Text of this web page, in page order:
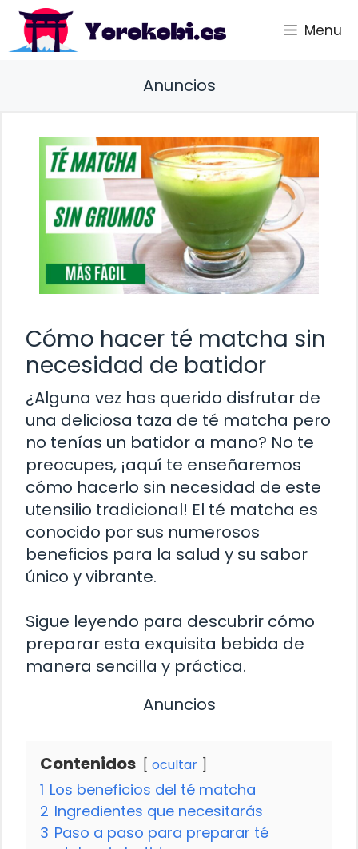
Saltar
contenido
Menu
Anuncios
Cómo hacer té matcha sin
necesidad de batidor
¿Alguna vez has querido disfrutar de
una deliciosa taza de té matcha pero
no tenías un batidor a mano? No te
preocupes, ¡aquí te enseñaremos
cómo hacerlo sin necesidad de este
utensilio tradicional! El té matcha es
conocido por sus numerosos
beneficios para la salud y su sabor
único y vibrante.
Sigue leyendo para descubrir cómo
preparar esta exquisita bebida de
manera sencilla y práctica.
Anuncios
Contenidos ocultar
1 Los beneficios del té matcha
2 Ingredientes que necesitarás
3 Paso a paso para preparar té